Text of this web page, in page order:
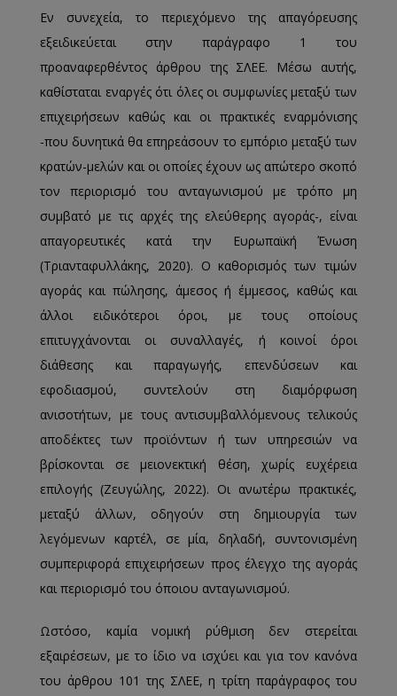
Εν συνεχεία, το περιεχόμενο της απαγόρευσης
εξειδικεύεται στην παράγραφο 1 του
προαναφερθέντος άρθρου της ΣΛΕΕ. Μέσω αυτής,
καθίσταται εναργές ότι όλες οι συμφωνίες μεταξύ των
επιχειρήσεων καθώς και οι πρακτικές εναρμόνισης
-που δυνητικά θα επηρεάσουν το εμπόριο μεταξύ των
κρατών-μελών και οι οποίες έχουν ως απώτερο σκοπό
τον περιορισμό του ανταγωνισμού με τρόπο μη
συμβατό με τις αρχές της ελεύθερης αγοράς-, είναι
απαγορευτικές κατά την Ευρωπαϊκή Ένωση
(Τριανταφυλλάκης, 2020). Ο καθορισμός των τιμών
αγοράς και πώλησης, άμεσος ή έμμεσος, καθώς και
άλλοι ειδικότεροι όροι, με τους οποίους
επιτυγχάνονται οι συναλλαγές, ή κοινοί όροι
διάθεσης και παραγωγής, επενδύσεων και
εφοδιασμού, συντελούν στη διαμόρφωση
ανισοτήτων, με τους αντισυμβαλλόμενους τελικούς
αποδέκτες των προϊόντων ή των υπηρεσιών να
βρίσκονται σε μειονεκτική θέση, χωρίς ευχέρεια
επιλογής (Ζευγώλης, 2022). Οι ανωτέρω πρακτικές,
μεταξύ άλλων, οδηγούν στη δημιουργία των
λεγόμενων καρτέλ, σε μία, δηλαδή, συντονισμένη
συμπεριφορά επιχειρήσεων προς έλεγχο της αγοράς
και περιορισμό του όποιου ανταγωνισμού.
Ωστόσο, καμία νομική ρύθμιση δεν στερείται
εξαιρέσεων, με το ίδιο να ισχύει και για τον κανόνα
του άρθρου 101 της ΣΛΕΕ, η τρίτη παράγραφος του